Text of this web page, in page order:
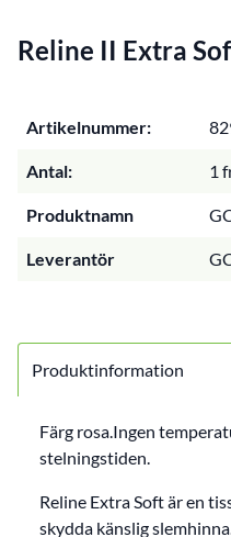
Reline II Extra
Artikelnummer:
Antal: 1
Produktnamn
Leverantör
Produktinformation
Färg rosa.Ingen
stelningstiden.
Reline Extra Soft är en
skydda känslig